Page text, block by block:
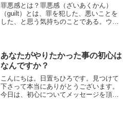
罪悪感とは？罪悪感（ざいあくかん）
（guilt）とは、罪を犯した、悪いことを
した、と思う気持ちのことである。ウィ
すぎて、休んでしまう...
あなたがやりたかった事の初心は
なんですか？
こんにちは。日置ちひろです。見つけて
下さって本当にありがとうございます。
今日は、初心についてメッセージを頂い